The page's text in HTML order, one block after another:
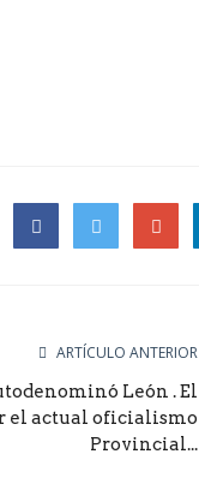
ARTÍCULO ANTERIOR
León . El
el actual oficialismo
Provincial...